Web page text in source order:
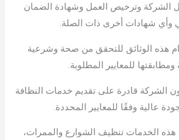
وترخيص العمل وشهادة الضمان
وأي شهادات أخرى ذات الصلة.
هذه الوثائق للتحقق من صحة وشرعية
للمعايير المطلوبة.
الشركة قادرة على تقديم خدمات النظافة
عالية وفقًا للمعايير المحددة.
الخدمات تنظيف الشوارع والممرات،